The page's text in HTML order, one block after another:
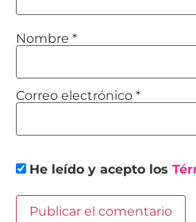
Nombre *
Correo electrónico *
He leído y acepto los